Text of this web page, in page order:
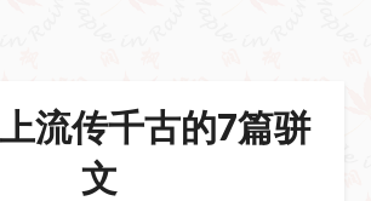
流传千古的7篇骈
文